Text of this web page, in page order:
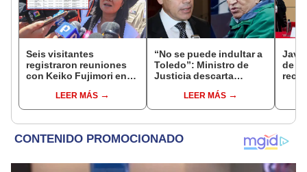
Seis visitantes
registraron reuniones
con Keiko Fujimori en
presidenta se
encontraba en Junín
LEER MÁS
“No se puede indultar a
Toledo”: Ministro de
Justicia descarta
exmandatario
LEER MÁS
de